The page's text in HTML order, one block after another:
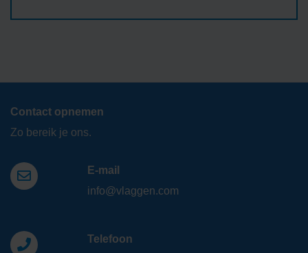
Contact opnemen
Zo bereik je ons.
E-mail
info@vlaggen.com
Telefoon